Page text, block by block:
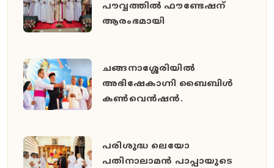
പൗവ്വത്തിൽ ഫൗണ്ടേഷന്
ആരംഭമായി
ചങ്ങനാശ്ശേരിയിൽ
അഭിഷേകാഗ്നി ബൈബിൾ
കൺവെൻഷൻ.
പരിശുദ്ധ ലെയോ
പതിനാലാമൻ പാപ്പായുടെ